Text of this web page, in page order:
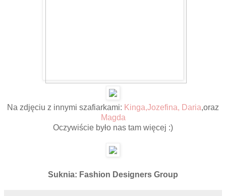
Na zdjęciu z innymi szafiarkami: Kinga,Jozefina, Daria,oraz
Magda
Oczywiście było nas tam więcej :)
Suknia: Fashion Designers Group